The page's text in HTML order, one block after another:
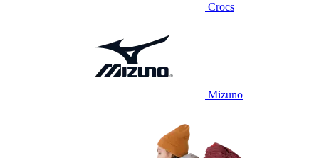
Crocs
Mizuno